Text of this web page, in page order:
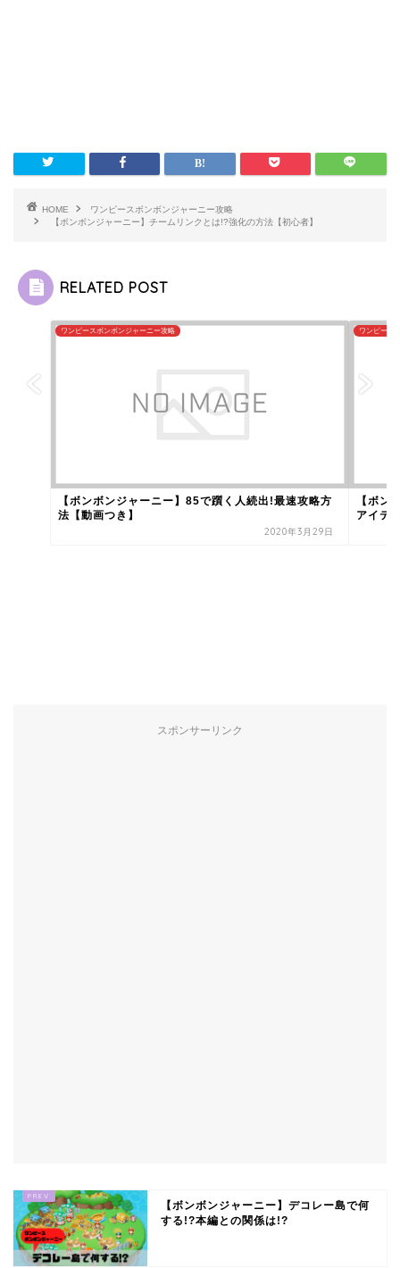
HOME
ワンピースボンボンジャーニー攻略
【ボンボンジャーニー】チームリンクとは!?強化の方法【初心者】
RELATED POST
ワンピースボンボンジャーニー攻略
【ボンボンジャーニー】85で躓く人続出!最速攻略方
法【動画つき】
2020年3月29日
ワンピース
【ボン
アイテ
スポンサーリンク
【ボンボンジャーニー】デコレー島で何
する!?本編との関係は!?